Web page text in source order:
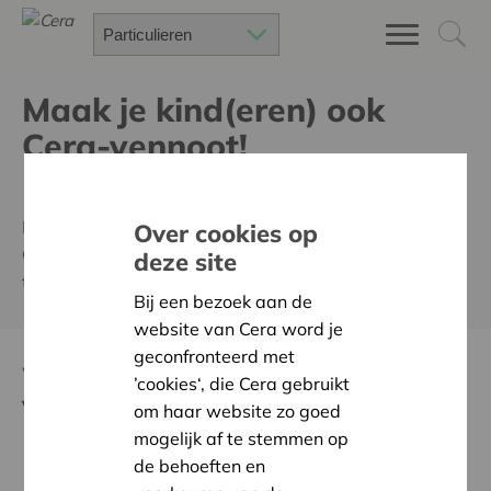
Maak je kind(eren) ook
Cera-vennoot!
Laat je kinderen ook genieten van alle voordelen die
Cera jou nu al biedt. Samen zorgen we voor hun
toekomst.
Waarom mijn kinderen nu Cera-
vennoot maken?
Welkomstcadeau: Elke nieuwe Cera-vennoot krijgt
nu een waardebon t.w.v. 30 euro. Heerlijk om
Over cookies op
deze site
Bij een bezoek aan de
website van Cera word je
geconfronteerd met
’cookies‘, die Cera gebruikt
om haar website zo goed
mogelijk af te stemmen op
de behoeften en